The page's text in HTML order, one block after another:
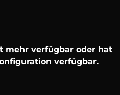
mehr verfügbar oder hat
verfügbar.